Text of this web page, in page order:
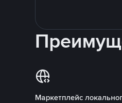
Маркетплейс